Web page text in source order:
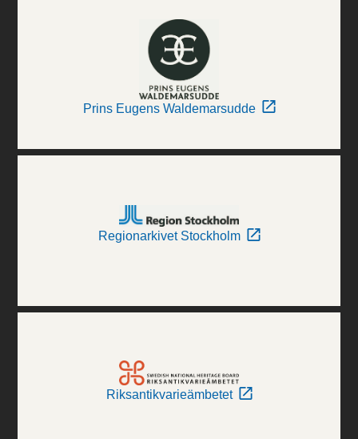
Prins Eugens Waldemarsudde
Regionarkivet Stockholm
Riksantikvarieämbetet